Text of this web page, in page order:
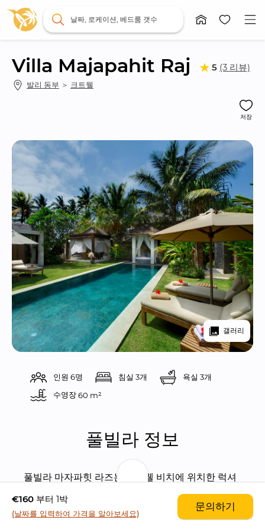
날짜, 로케이션, 베드룸 갯수
Villa Majapahit Raj 5 (3 리뷰)
발리 동부 ＞ 크트웰
저장
갤러리
인원 6명 침실 3개
욕실 3개
수영장 60 m²
풀빌라 정보
풀빌라 마자파힛 라즈는 크트웰 비치에 위치한 럭셔
사누르에서 가까운 크트웰 지역에 위치한 이 풀빌라
€160 부터 1박
(날짜를 입력하여 가격을 알아보세요)
문의하기